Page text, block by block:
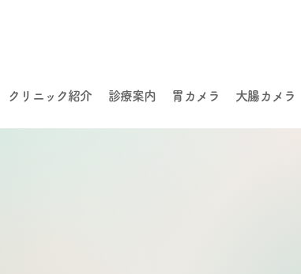
クリニック紹介 診療案内 胃カメラ 大腸カメラ